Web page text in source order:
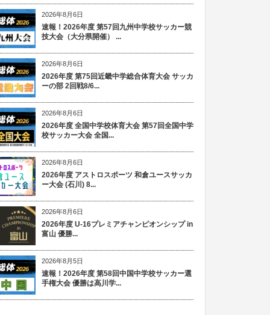
2026年8月6日
速報！2026年度 第57回九州中学校サッカー競
技大会（大分県開催） ...
2026年8月6日
2026年度 第75回近畿中学総合体育大会 サッカ
ーの部 2回戦8/6...
2026年8月6日
2026年度 全国中学校体育大会 第57回全国中学
校サッカー大会 全国...
2026年8月6日
2026年度 アストロスポーツ 和倉ユースサッカ
ー大会 (石川) 8...
2026年8月6日
2026年度 U-16プレミアチャンピオンシップ in
富山 優勝...
2026年8月5日
速報！2026年度 第58回中国中学校サッカー選
手権大会 優勝は高川学...